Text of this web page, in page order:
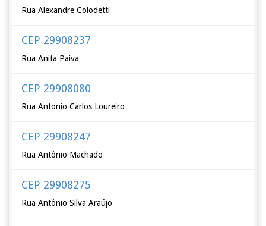
Rua Alexandre Colodetti
CEP 29908237
Rua Anita Paiva
CEP 29908080
Rua Antonio Carlos Loureiro
CEP 29908247
Rua Antônio Machado
CEP 29908275
Rua Antônio Silva Araújo